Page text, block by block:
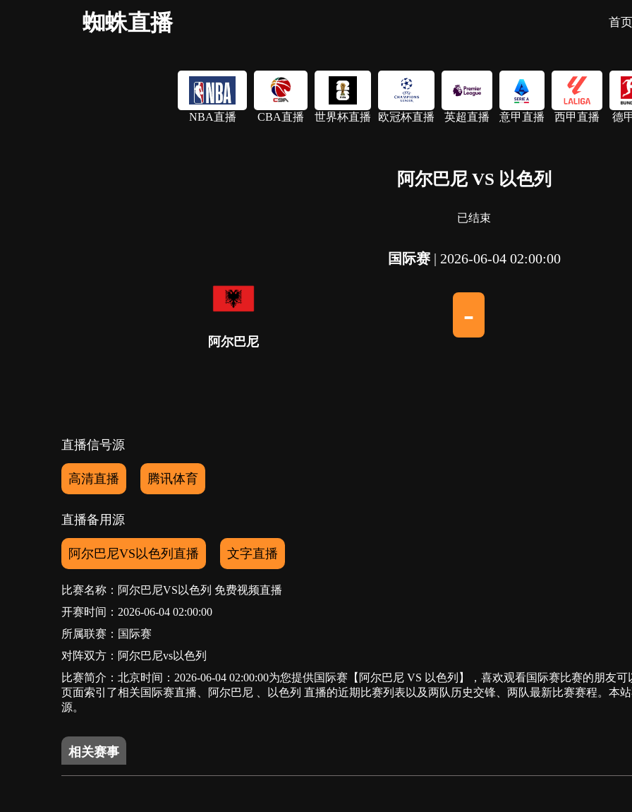
蜘蛛直播 首页
NBA直播 CBA直播 世界杯直播 欧冠杯直播 英超直播 意甲直播 西甲直播 德
阿尔巴尼 VS 以色列
已结束
国际赛| 2026-06-04 02:00:00
阿尔巴尼
-
直播信号源
高清直播 腾讯体育
直播备用源
阿尔巴尼VS以色列直播 文字直播
比赛名称：阿尔巴尼VS以色列 免费视频直播
开赛时间：2026-06-04 02:00:00
所属联赛： 国际赛
对阵双方：阿尔巴尼vs以色列
比赛简介：北京时间：2026-06-04 02:00:00为您提供国际赛【阿尔巴尼 VS 以色列】，喜欢观看国际赛比赛的朋友
页面索引了相关国际赛直播、阿尔巴尼 、以色列 直播的近期比赛列表以及两队历史交锋、两队最新比赛赛程。本
源。
相关赛事